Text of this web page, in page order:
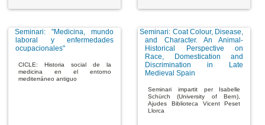
Seminari: "Medicina, mundo
laboral y enfermedades
ocupacionales"
CICLE: Historia social de la
medicina en el entorno
mediterráneo antiguo
Seminari: Coat Colour, Disease,
and Character. An Animal-
Historical Perspective on
Race, Domestication and
Discrimination in Late
Medieval Spain
Seminari impartit per Isabelle
Schürch (University of Bern),
Ajudes Biblioteca Vicent Peset
Llorca